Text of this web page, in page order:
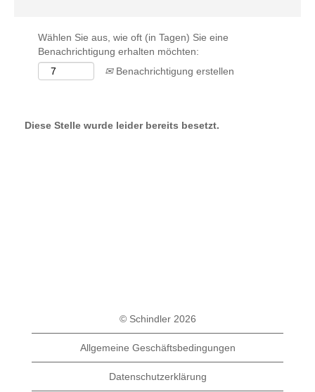
Wählen Sie aus, wie oft (in Tagen) Sie eine
Benachrichtigung erhalten möchten:
Benachrichtigung erstellen
Diese Stelle wurde leider bereits besetzt.
© Schindler 2026
Allgemeine Geschäftsbedingungen
Datenschutzerklärung